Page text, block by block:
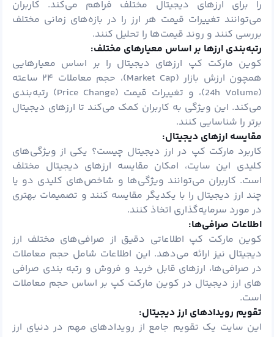
را برای ارزهای دیجیتال مختلف فراهم می‌کند. کاربران
می‌توانند تغییرات قیمت هر ارز را در بازه‌های زمانی مختلف
بررسی کنند و روند قیمت‌ها را تحلیل کنند.
رتبه‌بندی ارزها بر اساس معیارهای مختلف:
کوین مارکت کپ ارزهای دیجیتال را بر اساس معیارهایی
همچون ارزش بازار (Market Cap)، حجم معاملات ۲۴ ساعته
(24h Volume)، و تغییرات قیمت (Price Change) رتبه‌بندی
می‌کند. این ویژگی به کاربران کمک می‌کند تا ارزهای دیجیتال
برتر را شناسایی کنند.
مقایسه ارزهای دیجیتال:
کاربرد مارکت کپ در ارز دیجیتال چیست؟ یکی از ویژگی‌های
کلیدی این سایت، امکان مقایسه ارزهای دیجیتال مختلف
است. کاربران می‌توانند ویژگی‌ها و شاخص‌های کلیدی دو یا
چند ارز دیجیتال را با یکدیگر مقایسه کنند و تصمیمات بهتری
در مورد سرمایه‌گذاری اتخاذ کنند.
اطلاعات صرافی‌ها:
کوین مارکت کپ اطلاعاتی دقیق از صرافی‌های مختلف ارز
دیجیتال نیز ارائه می‌دهد. این اطلاعات شامل حجم معاملات
در صرافی‌ها، ارزهای قابل خرید و فروش و رتبه بندی صرافی
های ارز دیجیتال در کوین مارکت کپ بر اساس حجم معاملات
است.
تقویم رویدادهای ارز دیجیتال:
این سایت یک تقویم جامع از رویدادهای مهم در دنیای ارز